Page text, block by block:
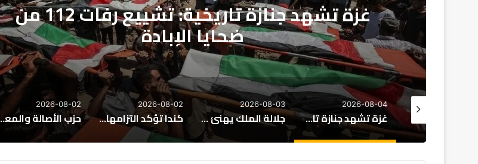
جلالة الملك يهنئ رئيس جمهورية النيجر بمناسبة
العيد الوطني لبلاده
غزة تشهد جنازة تاريخية: تشييع رفات 112 من ضحايا الإبادة
2026-08-03
جلالة الملك يهنئ رئيس جمهورية النيجر بمناسبة العيد الوطني لبلاده
2026-08-02
كندا تؤكد التزامها بتعزيز العلاقات المغربية الكندية وتوسيع مجالات التعاون
2026-08-02
حزب الأصالة والمعاصرة يدعو إلى مقاربة شاملة لمعالجة ملف الهجرة غير النظامية
2026-08-02
فرنسا تشدد الرقابة على الاستثمارات الأجنبية